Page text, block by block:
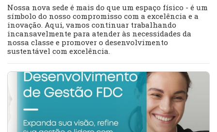
Nossa nova sede é mais do que um espaço físico - é um
símbolo do nosso compromisso com a excelência e a
inovação. Aqui, vamos continuar trabalhando
incansavelmente para atender às necessidades da
nossa classe e promover o desenvolvimento
sustentável com excelência.